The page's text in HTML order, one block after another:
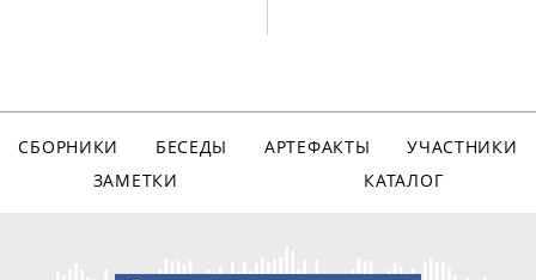
СБОРНИКИ БЕСЕДЫ АРТЕФАКТЫ
УЧАСТНИКИ
ЗАМЕТКИ
КАТАЛОГ